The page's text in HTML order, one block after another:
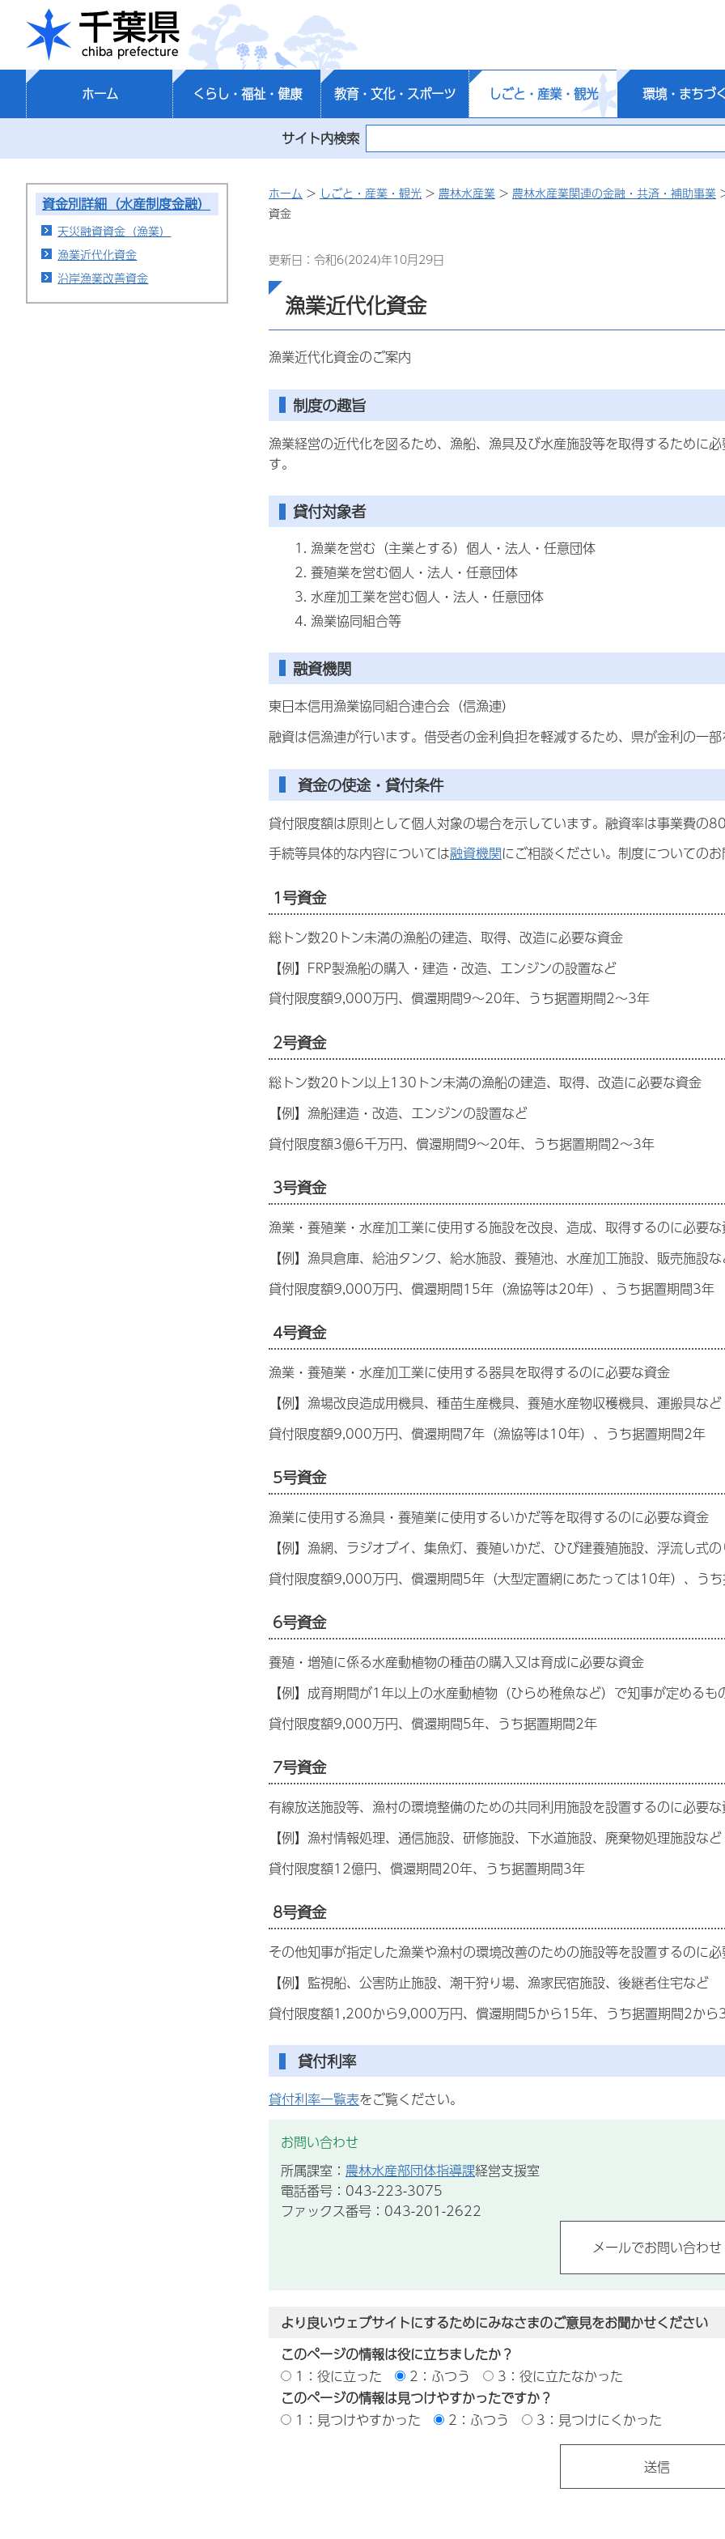
千葉県
ホーム くらし・福祉・健康 教育・文化・スポーツ しごと・産業・観光 環境・まちづ
サイト内検索
資金別詳細（水産制度金融）
天災融資資金（漁業）
漁業近代化資金
沿岸漁業改善資金
ホーム > しごと・産業・観光 > 農林水産業 > 農林水産業関連の金融・共済・補助事業
資金
更新日：令和6(2024)年10月29日
漁業近代化資金
漁業近代化資金のご案内
制度の趣旨
漁業経営の近代化を図るため、漁船、漁具及び水産施設等を取得するために
す。
貸付対象者
漁業を営む（主業とする）個人・法人・任意団体
養殖業を営む個人・法人・任意団体
水産加工業を営む個人・法人・任意団体
漁業協同組合等
融資機関
東日本信用漁業協同組合連合会（信漁連）
融資は信漁連が行います。借受者の金利負担を軽減するため、県が金利の一
資金の使途・貸付条件
貸付限度額は原則として個人対象の場合を示しています。融資率は事業費の
手続等具体的な内容については融資機関にご相談ください。制度についての
1号資金
総トン数20トン未満の漁船の建造、取得、改造に必要な資金
【例】FRP製漁船の購入・建造・改造、エンジンの設置など
貸付限度額9,000万円、償還期間9～20年、うち据置期間2～3年
2号資金
総トン数20トン以上130トン未満の漁船の建造、取得、改造に必要な資金
【例】漁船建造・改造、エンジンの設置など
貸付限度額3億6千万円、償還期間9～20年、うち据置期間2～3年
3号資金
漁業・養殖業・水産加工業に使用する施設を改良、造成、取得するのに必要
【例】漁具倉庫、給油タンク、給水施設、養殖池、水産加工施設、販売施設
貸付限度額9,000万円、償還期間15年（漁協等は20年）、うち据置期間3年
4号資金
漁業・養殖業・水産加工業に使用する器具を取得するのに必要な資金
【例】漁場改良造成用機具、種苗生産機具、養殖水産物収穫機具、運搬具など
貸付限度額9,000万円、償還期間7年（漁協等は10年）、うち据置期間2年
5号資金
漁業に使用する漁具・養殖業に使用するいかだ等を取得するのに必要な資金
【例】漁網、ラジオブイ、集魚灯、養殖いかだ、ひび建養殖施設、浮流し式
貸付限度額9,000万円、償還期間5年（大型定置網にあたっては10年）、う
6号資金
養殖・増殖に係る水産動植物の種苗の購入又は育成に必要な資金
【例】成育期間が1年以上の水産動植物（ひらめ稚魚など）で知事が定めるも
貸付限度額9,000万円、償還期間5年、うち据置期間2年
7号資金
有線放送施設等、漁村の環境整備のための共同利用施設を設置するのに必要
【例】漁村情報処理、通信施設、研修施設、下水道施設、廃棄物処理施設など
貸付限度額12億円、償還期間20年、うち据置期間3年
8号資金
その他知事が指定した漁業や漁村の環境改善のための施設等を設置するのに
【例】監視船、公害防止施設、潮干狩り場、漁家民宿施設、後継者住宅など
貸付限度額1,200から9,000万円、償還期間5から15年、うち据置期間2から
貸付利率
貸付利率一覧表をご覧ください。
お問い合わせ
所属課室： 農林水産部団体指導課経営支援室
電話番号：043-223-3075
ファックス番号：043-201-2622
より良いウェブサイトにするためにみなさまのご意見をお聞かせください
このページの情報は役に立ちましたか？
1：役に立った
2：ふつう
3：役に立たなかった
このページの情報は見つけやすかったですか？
1：見つけやすかった
2：ふつう 3：見つけにくかった